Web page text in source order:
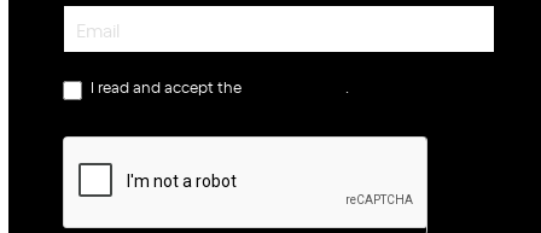
Newsletter
I read and accept the